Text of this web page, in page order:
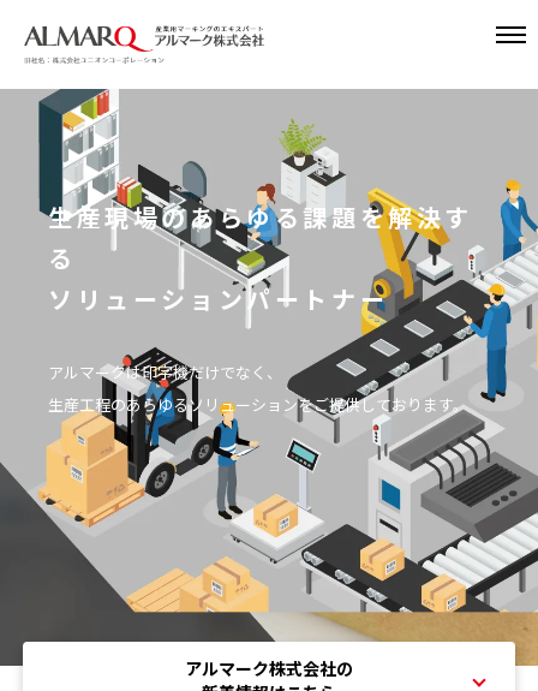
生産性向上の導入事例が多数
全国30,000社を超える工場を支
援
お客様の課題をお伺いし、蓄積した事例をもとに
お客様に最適なご提案をいたします。
あらゆる製品の品質を
印字で支えるアルマーク
食品の賞味期限、電子部品の製造番号用など、
1967年の創業以来、一貫して産業用印字機器を提供しておりま
す。
生産現場のあらゆる課題を解決す
る
ソリューションパートナー
アルマークは印字機だけでなく、
生産工程のあらゆるソリューションをご提供しております。
生産性向上の導入事例が多数
全国30,000社を超える工場を支
援
お客様の課題をお伺いし、蓄積した事例をもとに
お客様に最適なご提案をいたします。
アルマーク株式会社の
あらゆる製品の品質を
印字で支えるアルマーク
食品の賞味期限、電子部品の製造番号用など、
1967年の創業以来、一貫して産業用印字機器を提供しておりま
す。